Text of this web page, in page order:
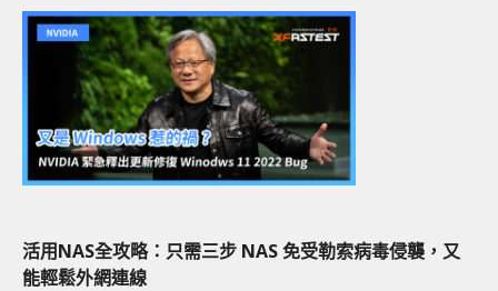
活用NAS全攻略：只需三步 NAS 免受勒索病毒侵襲，又
能輕鬆外網連線